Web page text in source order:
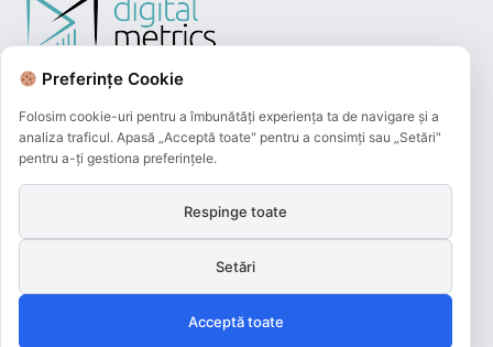
Plățile online efectuate pe acest site
și beneficiază de 3D-Secure.
Preferințe Cookie
Folosim cookie-uri pentru a îmbunătăți experiența ta de navigare și a
analiza traficul. Apasă „Acceptă toate" pentru a consimți sau „Setări"
pentru a-ți gestiona preferințele.
Respinge toate
Setări
Acceptă toate